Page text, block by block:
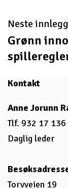
Neste innlegg
Grønn
Kontakt
Anne Jorunn
Tlf. 932 17
Daglig leder
Torvveien 19